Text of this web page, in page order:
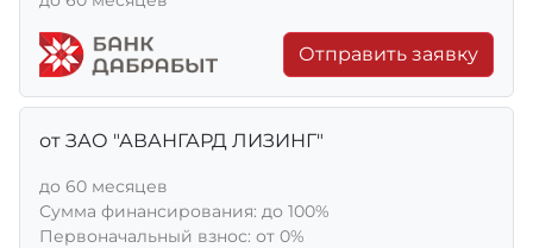
Отправить заявку
от ЗАО "АВАНГАРД ЛИЗИНГ"
до 60 месяцев
Сумма финансирования: до 100%
Первоначальный взнос: от 0%